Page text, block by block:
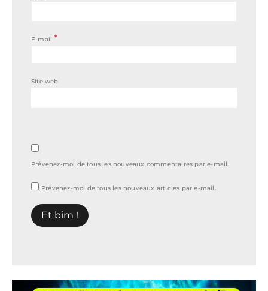
E-mail*
Site web
Prévenez-moi de tous les nouveaux commentaires par e-mail.
Prévenez-moi de tous les nouveaux articles par e-mail.